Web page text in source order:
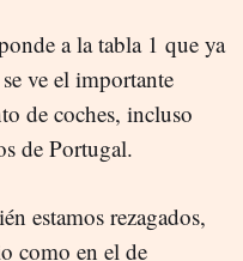
a la tabla 1 que ya
ve el importante
de coches, incluso
de Portugal.
estamos rezagados,
como en el de